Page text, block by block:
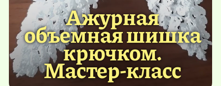
Ажурная
объемная шишка
крючком.
Мастер-класс